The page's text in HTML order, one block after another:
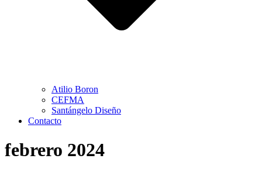
Atilio Boron
CEFMA
Santángelo Diseño
Contacto
febrero 2024